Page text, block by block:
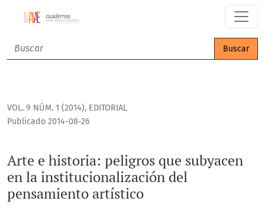
Arte e historia: peligros que subyacen en la
Buscar
VOL. 9 NÚM. 1 (2014), EDITORIAL
Arte e historia: peligros que subyacen
en la institucionalización del
pensamiento artístico
Publicado 2014-08-26